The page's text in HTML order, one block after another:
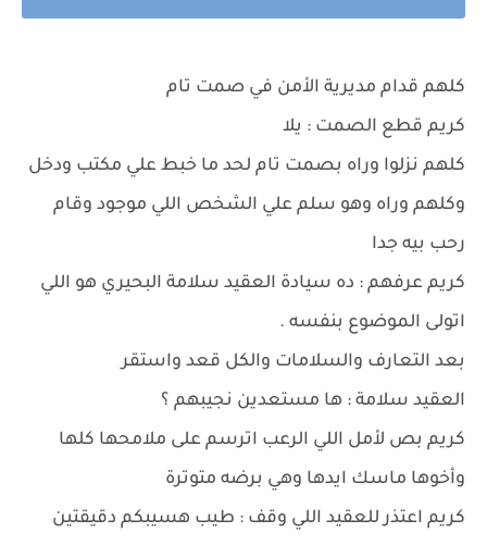
كلهم قدام مديرية الأمن في صمت تام
كريم قطع الصمت : يلا
كلهم نزلوا وراه بصمت تام لحد ما خبط علي مكتب ودخل
وكلهم وراه وهو سلم علي الشخص اللي موجود وقام
رحب بيه جدا
كريم عرفهم : ده سيادة العقيد سلامة البحيري هو اللي
اتولى الموضوع بنفسه .
بعد التعارف والسلامات والكل قعد واستقر
العقيد سلامة : ها مستعدين نجيبهم ؟
كريم بص لأمل اللي الرعب اترسم على ملامحها كلها
وأخوها ماسك ايدها وهي برضه متوترة
كريم اعتذر للعقيد اللي وقف : طيب هسيبكم دقيقتين